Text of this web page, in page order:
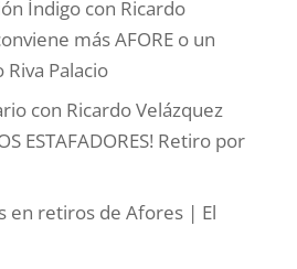
Índigo con Ricardo
más AFORE o un
Riva Palacio
con Ricardo Velázquez
ESTAFADORES! Retiro por
en retiros de Afores | El